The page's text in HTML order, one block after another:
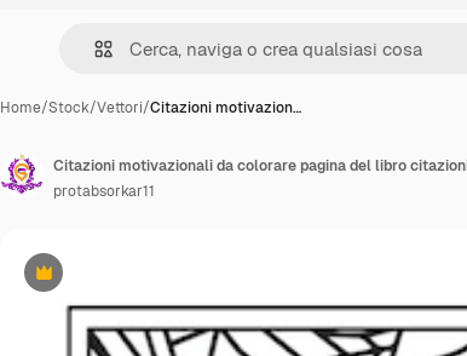
Home/Stock/Vettori/Citazioni motivazion…
Premium
protabsorkar11